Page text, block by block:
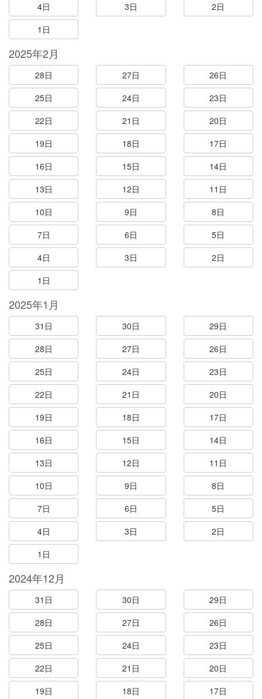
4日
3日
2日
1日
2025年2月
28日 27日
26日
25日
24日
23日
22日
21日
20日
19日
18日
17日
16日
15日
14日
13日
12日
11日
10日
9日
8日
7日
6日
5日
4日
3日
2日
1日
2025年1月
31日 30日
29日
28日
27日
26日
25日
24日
23日
22日
21日
20日
19日
18日
17日
16日
15日
14日
13日
12日
11日
10日
9日
8日
7日
6日
5日
4日
3日
2日
1日
2024年12月
31日 30日
29日
28日
27日
26日
25日
24日
23日
22日
21日
20日
19日
18日
17日